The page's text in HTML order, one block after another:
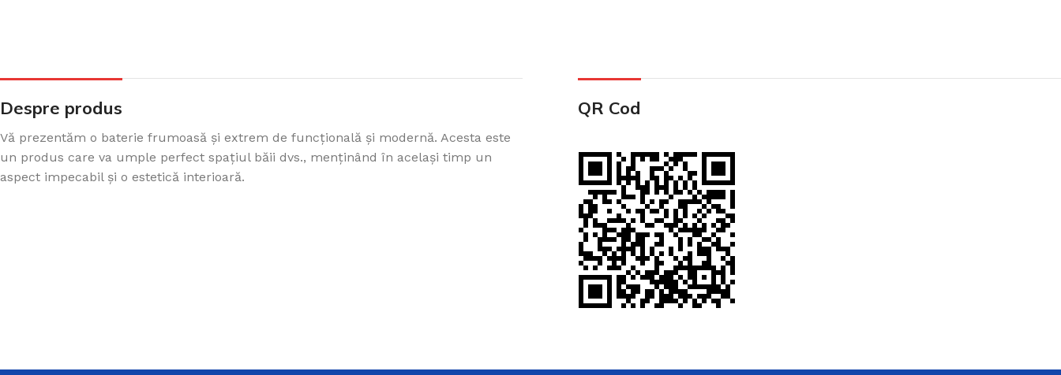
CADA DREPTUNGHIULARĂ
CADA DE COLȚ
Despre produs
Vă prezentăm o baterie frumoasă și extrem de funcțională și modernă. Acesta este
un produs care va umple perfect spațiul băii dvs., menținând în același timp un
aspect impecabil și o estetică interioară.
QR Cod